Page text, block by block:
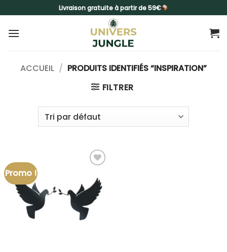
au
contenu
Livraison gratuite à partir de 59€
ACCUEIL / PRODUITS IDENTIFIÉS “INSPIRATION”
FILTRER
Promo !
à la liste
d’envies